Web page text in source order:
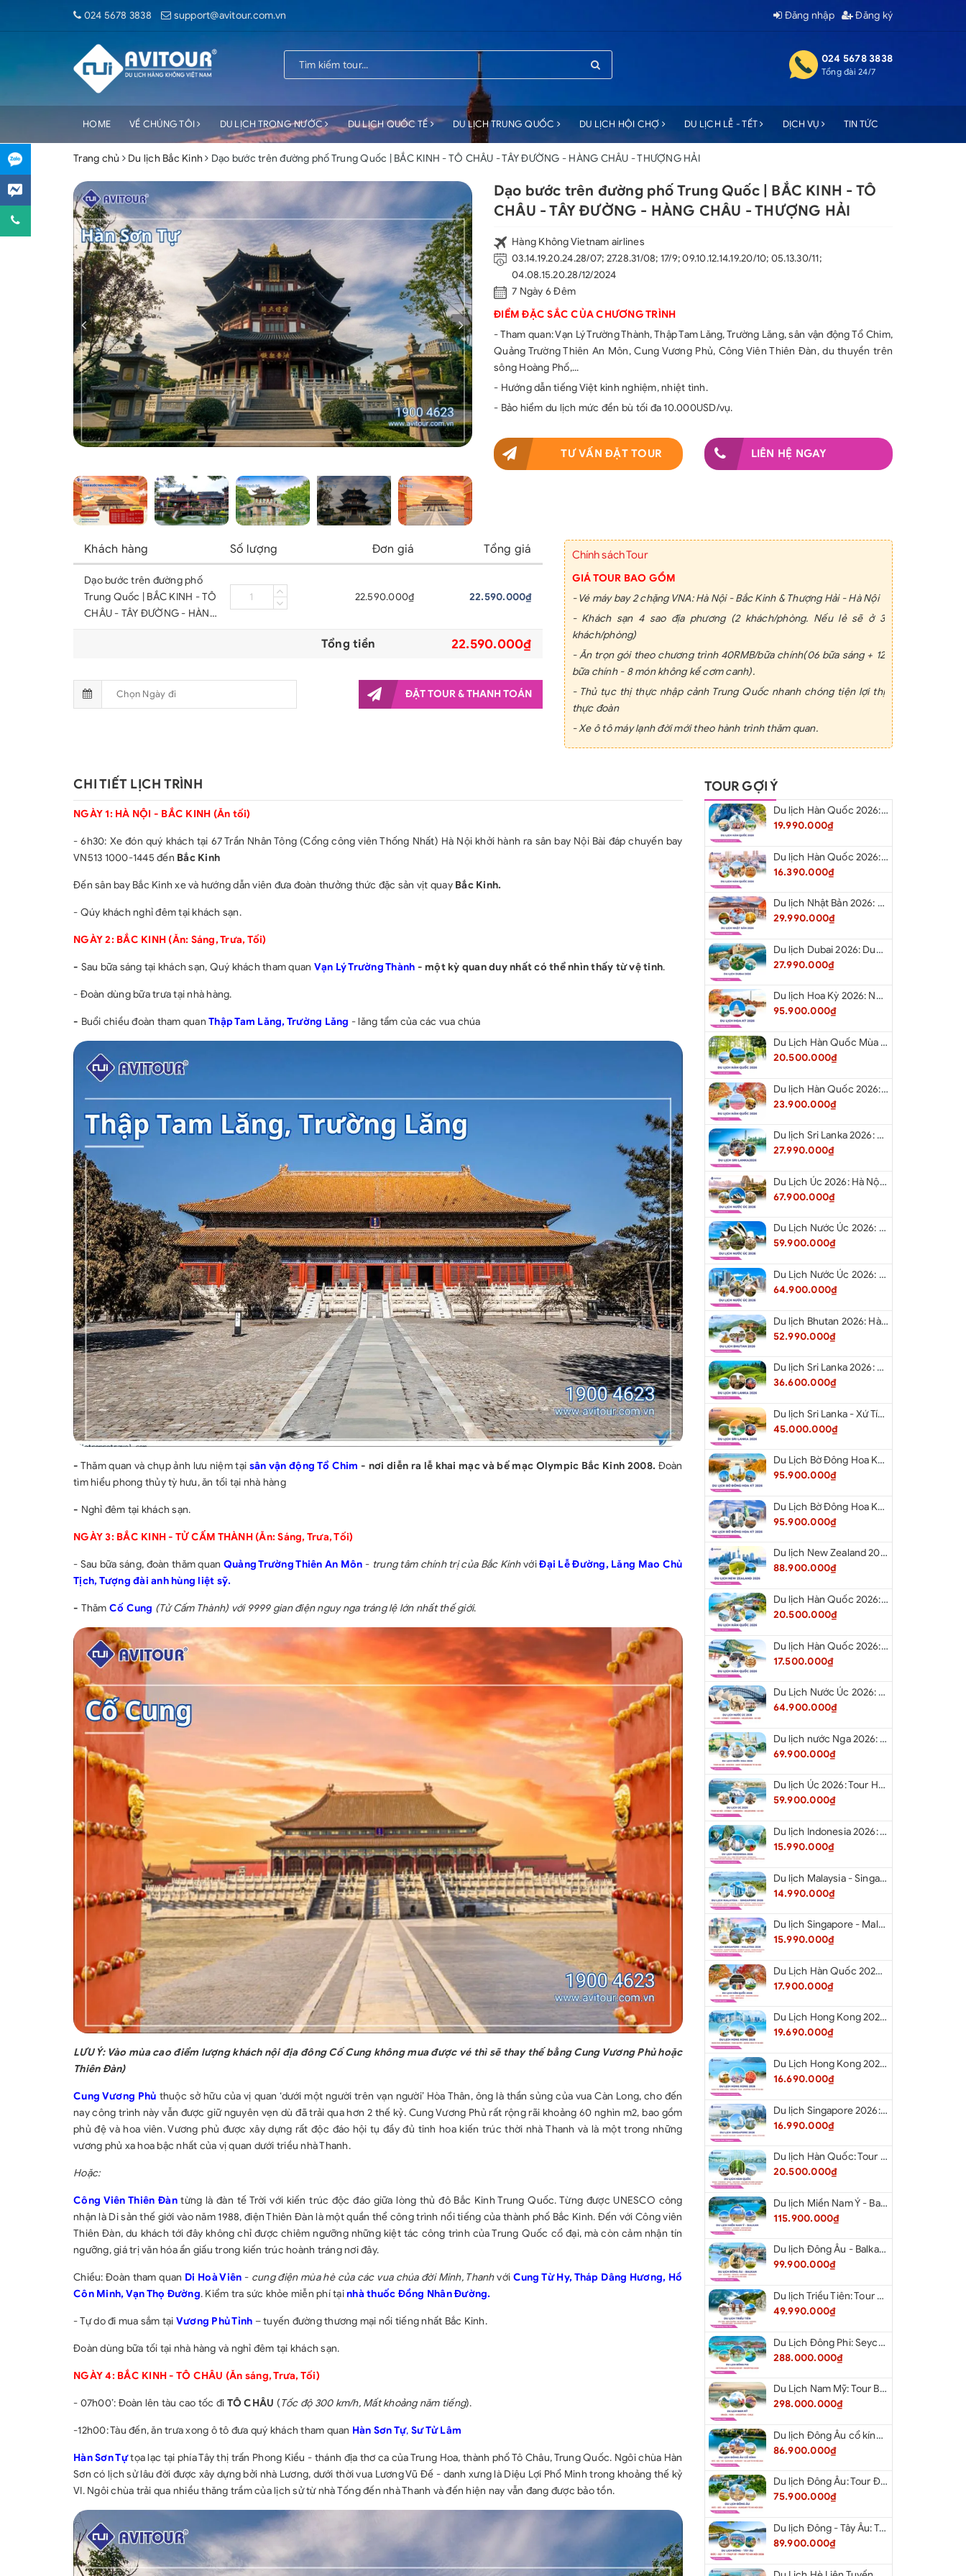
024 5678 3838 support@avitour.com.vn Đăng nhập Đăng ký
024 5678 3838
Tổng đài 24/7
HOME VỀ CHÚNG TÔI DU LỊCH TRONG NƯỚC DU LỊCH QUỐC TẾ DU LỊCH TRUNG QUỐC DU LỊCH HỘI CHỢ DU LỊCH LỄ - TẾT DỊCH VỤ TIN TỨC
Trang chủ Du lịch Bắc Kinh Dạo bước trên đường phố Trung Quốc | BẮC KINH - TÔ CHÂU - TÂY ĐƯỜNG - HÀNG CHÂU - THƯỢNG HẢI
Dạo bước trên đường phố Trung Quốc | BẮC KINH - TÔ
CHÂU - TÂY ĐƯỜNG - HÀNG CHÂU - THƯỢNG HẢI
Hàng Không Vietnam airlines
03.14.19.20.24.28/07; 27.28.31/08; 17/9; 09.10.12.14.19.20/10; 05.13.30/11;
04.08.15.20.28/12/2024
7 Ngày 6 Đêm
ĐIỂM ĐẶC SẮC CỦA CHƯƠNG TRÌNH
- Tham quan: Vạn Lý Trường Thành, Thập Tam Lăng, Trường Lăng, sân vận động Tổ Chim,
Quảng Trường Thiên An Môn, Cung Vương Phủ, Công Viên Thiên Đàn, du thuyền trên
sông Hoàng Phố,...
- Hướng dẫn tiếng Việt kinh nghiệm, nhiệt tình.
- Bảo hiểm du lịch mức đền bù tối đa 10.000USD/vụ.
TƯ VẤN ĐẶT TOUR LIÊN HỆ NGAY
Khách hàng Số lượng Đơn giá Tổng giá
Dạo bước trên đường phố
Trung Quốc | BẮC KINH - TÔ
CHÂU - TÂY ĐƯỜNG - HÀNG
22.590.000₫ 22.590.000₫
Tổng tiền 22.590.000₫
ĐẶT TOUR & THANH TOÁN
Chính sách Tour
GIÁ TOUR BAO GỒM
- Vé máy bay 2 chặng VNA: Hà Nội - Bắc Kinh & Thượng Hải - Hà Nội
- Khách sạn 4 sao địa phương (2 khách/phòng. Nếu lẻ sẽ ở 3
khách/phòng)
- Ăn trọn gói theo chương trình 40RMB/bữa chính(06 bữa sáng + 12
bữa chính - 8 món không kể cơm canh).
- Thủ tục thị thực nhập cảnh Trung Quốc nhanh chóng tiện lợi thị
thực đoàn
- Xe ô tô máy lạnh đời mới theo hành trình thăm quan.
- Vé tàu cao tốc BắcKinh- Tô Châu
- Hướng dẫn tiếng Việt kinh nghiệm, nhiệt tình.
- Thuế sân bay quốc tế các nước và an ninh hàng không, phụ phí
- Bảo hiểm du lịch mức đền bù tối đa 10.000USD/vụ.
- Hộ chiếu, chi phí cá nhân, điện thoại, đồ uống, giặt là, hành lý quá
cước, nghỉ phòng đơn, tiền bồi dưỡng cho hướng dẫn viên và lái xe,
VAT và các chi phí khác ngoài chương trình.
- Tiền tip cho Hướng dẫn viên và lái xe: 5USD/người/ngày.
- Phụ thu phòng đơn: 150usd/người.
CHI TIẾT LỊCH TRÌNH
NGÀY 1: HÀ NỘI - BẮC KINH (Ăn tối)
- 6h30: Xe đón quý khách tại 67 Trần Nhân Tông (Cổng công viên Thống Nhất) Hà Nội khởi hành ra sân bay Nội Bài đáp chuyến bay
VN513 1000-1445 đến Bắc Kinh
Đến sân bay Bắc Kinh xe và hướng dẫn viên đưa đoàn thưởng thức đặc sản vịt quay Bắc Kinh.
- Qúy khách nghỉ đêm tại khách sạn.
NGÀY 2: BẮC KINH (Ăn: Sáng, Trưa, Tối)
- Sau bữa sáng tại khách sạn, Quý khách tham quan Vạn Lý Trường Thành - một kỳ quan duy nhất có thể nhìn thấy từ vệ tinh.
- Đoàn dùng bữa trưa tại nhà hàng.
- Buổi chiều đoàn tham quan Thập Tam Lăng, Trường Lăng - lăng tẩm của các vua chúa
- Thăm quan và chụp ảnh lưu niệm tại sân vận động Tổ Chim - nơi diễn ra lễ khai mạc và bế mạc Olympic Bắc Kinh 2008. Đoàn
tìm hiểu phong thủy tỳ hưu, ăn tối tại nhà hàng
- Nghỉ đêm tại khách sạn.
NGÀY 3: BẮC KINH - TỬ CẤM THÀNH (Ăn: Sáng, Trưa, Tối)
- Sau bữa sáng, đoàn thăm quan Quảng Trường Thiên An Môn- trung tâm chính trị của Bắc Kinhvới Đại Lễ Đường, Lăng Mao Chủ
Tịch, Tượng đài anh hùng liệt sỹ.
- Thăm Cố Cung (Tử Cấm Thành) với 9999 gian điện nguy nga tráng lệ lớn nhất thế giới.
LƯU Ý: Vào mùa cao điểm lượng khách nội địa đông Cố Cung không mua được vé thì sẽ thay thế bằng Cung Vương Phủ hoặc
Thiên Đàn)
Cung Vương Phủ thuộc sở hữu của vị quan ‘dưới một người trên vạn người’ Hòa Thân, ông là thần sủng của vua Càn Long, cho đến
nay công trình này vẫn được giữ nguyên vẹn dù đã trải qua hơn 2 thế kỷ. Cung Vương Phủ rất rộng rãi khoảng 60 nghìn m2, bao gồm
phủ đệ và hoa viên. Vương phủ được xây dựng rất độc đáo hội tụ đầy đủ tinh hoa kiến trúc thời nhà Thanh và là một trong những
vương phủ xa hoa bậc nhất của vị quan dưới triều nhà Thanh.
Hoặc:
Công Viên Thiên Đàntừng là đàn tế Trời với kiến trúc độc đáo giữa lòng thủ đô Bắc Kinh Trung Quốc. Từng được UNESCO công
nhận là Di sản thế giới vào năm 1988, điện Thiên Đàn là một quần thể công trình nổi tiếng của thành phố Bắc Kinh. Đến với Công viên
Thiên Đàn, du khách tới đây không chỉ được chiêm ngưỡng những kiệt tác công trình của Trung Quốc cổ đại, mà còn cảm nhận tín
ngưỡng, giá trị văn hóa ẩn giấu trong kiến trúc hoành tráng nơi đây.
Chiều: Đoàn tham quan Di Hoà Viên - cung điện mùa hè của các vua chúa đời Minh, Thanhvới Cung Từ Hy, Tháp Dâng Hương, Hồ
Côn Minh, Vạn Thọ Đường. Kiểm tra sức khỏe miễn phí tạinhà thuốc Đồng Nhân Đường.
- Tự do đi mua sắm tại Vương Phủ Tỉnh – tuyến đường thương mại nổi tiếng nhất Bắc Kinh.
Đoàn dùng bữa tối tại nhà hàng và nghỉ đêm tại khách sạn.
NGÀY 4: BẮC KINH - TÔ CHÂU (Ăn sáng, Trưa, Tối)
- 07h00’: Đoàn lên tàu cao tốc đi TÔ CHÂU (Tốc độ 300 km/h, Mất khoảng năm tiếng).
-12h00: Tàu đến, ăn trưa xong ô tô đưa quý khách tham quan Hàn Sơn Tự, Sư Tử Lâm
Hàn Sơn Tự tọa lạc tại phía Tây thị trấn Phong Kiều - thánh địa thơ ca của Trung Hoa, thành phố Tô Châu, Trung Quốc. Ngôi chùa Hàn
Sơn có lịch sử lâu đời được xây dựng bởi nhà Lương, dưới thời vua Lương Vũ Đế - danh xưng là Diệu Lợi Phổ Minh trong khoảng thế kỷ
VI. Ngôi chùa trải qua nhiều thăng trầm của lịch sử từ nhà Tống đến nhà Thanh và đến hiện nay vẫn đang được bảo tồn.
TOUR GỢI Ý
Du lịch Hàn Quốc 2026: Hà Nội – Busan – Seoul – Starfiled – Lotte Worf
19.990.000₫
Du lịch Hàn Quốc 2026: Hà Nội – Lotte Word – Đảo Nami – Làng Cổ Hanok Bukchon
16.390.000₫
Du lịch Nhật Bản 2026: Niigata – Aizu – Nikko - Tokyo – Niigata từ Hà Nội
29.990.000₫
Du lịch Dubai 2026: Dubai - Safari - Abu Dhabi
27.990.000₫
Du lịch Hoa Kỳ 2026: New York - Philadelphia - Delaware - Washington D.C. - Las Vegas - Red Rock Canyon - Quận Cam - Santa Monica - Hollywood - San Diego - Los Angeles.
95.900.000₫
Du Lịch Hàn Quốc Mùa Hè 2026: Hà Nội - Busan - Gyeongju - Seoul - Đảo Nami - Tàu Điện Ven Biển Haeundae - Cầu Kính Oryukdo - Làng Văn Hóa Huinnyeoul
20.500.000₫
Du lịch Hàn Quốc 2026: Hà Nội - Busan - Gyeongju - Seoul - Đảo Nami - Tàu Điện Ven Biển Haeundae - Cỏ Hồng Muhly - Làng Văn Hóa Huinnyeoul
23.900.000₫
Du lịch Sri Lanka 2026: Colombo - Negombo - Pinnawala - Kandy - Kalutara - Nuwara - Eliya
27.990.000₫
Du Lịch Úc 2026: Hà Nội - Sydney- Canberra - Melbourne - Hà Nội
67.900.000₫
Du Lịch Nước Úc 2026: Hà Nội - Sydney- Canberra - Melbourne - Hà Nội
59.900.000₫
Du Lịch Nước Úc 2026: Hà Nội - Melbourne - Canberra - Sydney - Hà Nội
64.900.000₫
Du lịch Bhutan 2026: Hà Nội - Bhutan - Paro - Thimphu - Punakha
52.990.000₫
Du lịch Sri Lanka 2026: Khám Phá Xứ Tích Lan
36.600.000₫
Du lịch Sri Lanka - Xứ Tích Lan 2026: Tham Dự Lễ Hội Rước Xá Lợi Răng Phật
45.000.000₫
Du Lịch Bờ Đông Hoa Kỳ 2026: Washington DC - Philadelphia - New York - Boston - New Hampshire White Mountains - Albany - Niagara Falls - Buffalo - Corning - New York
95.900.000₫
Du Lịch Bờ Đông Hoa Kỳ 2026: New York - Boston - New Hampshire - Artist’s Bluff - Echo Lake Kancamagus Highway - White Mountains - Albany - Buffalo Niagara Falls - Corning - Washington DC
95.900.000₫
Du lịch New Zealand 2026: Tour Auckland - Waitomo - Taupo - Rotorua - Matamata - Hamilton
88.900.000₫
Du lịch Hàn Quốc 2026: Tour Hà Nội - Busan - Gyeongju - Seoul - Đảo Nami - Tàu Điện Ven Biển Haeundae - Cầu Kính Oryukdo - Làng Văn Hóa Huinnyeoul
20.500.000₫
Du lịch Hàn Quốc 2026: Tour Hà Nội - Seoul - Nami - Everland - Painter Show - Thư Viện Sách
17.500.000₫
Du Lịch Nước Úc 2026: Tour Hà Nội - Sydney - Canberra - Melbourne - Hà Nội
64.900.000₫
Du lịch nước Nga 2026: Tour Hà Nội - Moscow - Saint Petersburg từ Hà Nội
69.900.000₫
Du lịch Úc 2026: Tour Hà Nội - Sydney - Canberra - Melbourne - Hà Nội
59.900.000₫
Du lịch Indonesia 2026: Tour Hà Nội - Bali - Cổng Trời Lempuyang - Swings Bali - Ngắm hoàng hôn biển Jimbaran - Kelingking - Sống Lưng Khủng Long từ Hà Nội
15.990.000₫
Du lịch Malaysia - Singapore 2026: Tour Đảo Sentosa - Madame Tussause - Garden By The Bay - Thành Cổ Malacca - Thủ Đô Kualalumpur - Cao Nguyên Genting - New Putrajaya từ Hà Nội
14.990.000₫
Du lịch Singapore - Malaysia 2026: Tour Đảo Sentosa - Madame Tussauds - Garden By The Bay - Thành cổ Malacca - Thủ đô Kuala Lumpur - Cao nguyên Genting - New Putrajaya từ Hà Nội
15.990.000₫
Du Lịch Hàn Quốc 2026: Hà Nội - Seoul - Nami - Everland - Painter Show - Thư Viện Sách
17.900.000₫
Du Lịch Hong Kong 2026: Khám phá Hongkong - Thâm Quyến - Quảng Châu từ Hà Nội
19.690.000₫
Du Lịch Hong Kong 2026: Khám phá Hong Kong - Dingding Tram - Shopping Tour từ Hà Nội
16.690.000₫
Du lịch Singapore 2026: Tour Sentosa - Madame Tussauds - Garden By The Bay - Jewel từ Hà Nội
16.990.000₫
Du lịch Hàn Quốc: Tour Busan - Gyeongju - Seoul - Đảo Nami - Tàu Điện Ven Biển Haeundae - Cầu Kính Oryukdo - Làng Văn Hóa Huinnyeoul từ Hà Nội 2026
20.500.000₫
Du lịch Miền Nam Ý - Balkan: Tour Miền Nam Ý - Albania - Montenegro - Croatia - Slovenia từ Hà Nội 2026
115.900.000₫
Du lịch Đông Âu - Balkan: Tour Đức - Slovenia - Croatia - Hungary - Slovakia - Áo - Séc từ Hà Nội 2026
99.900.000₫
Du lịch Triều Tiên: Tour Bắc Kinh - Bình Nhưỡng - Núi Myohyang - Kaesong - Bàn Môn Điếm - Đan Đông từ Hà Nội 2026
49.990.000₫
Du Lịch Đông Phi: Seychelles - Madagascar - Mauritius 2026
288.000.000₫
Du Lịch Nam Mỹ: Tour Brazil - Peru - Argentina - Chile 2026
298.000.000₫
Du lịch Đông Âu cổ kính: Tour Đức - Séc - Áo - Slovakia - Hungary - Ba Lan từ Hà Nội 2026
86.900.000₫
Du lịch Đông Âu: Tour Đức - Séc - Áo - Slovakia - Hungary từ Hà Nội 2026
75.900.000₫
Du lịch Đông - Tây Âu: Tour Đức - Áo - Ý - Thụy Sĩ - Pháp từ Hà Nội 2026
89.900.000₫